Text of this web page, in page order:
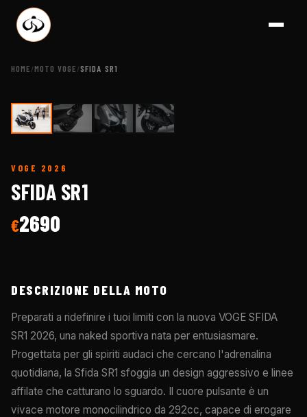
HOME /MOTO VOGE /SFIDA SR1
VOGE 2026
SFIDA SR1
€2690
DESCRIZIONE DELLA MOTO
Preparati a ridefinire i tuoi limiti con la nuova VOGE SFIDA
SR1 2026, una naked sportiva nata per entusiasmare.
Progettata per gli spiriti audaci che cercano l'adrenalina
quotidiana, la Sfida SR1 sfoggia un design aggressivo e linee
affilate che catturano lo sguardo. Il cuore pulsante è un
vivace motore monocilindrico da 292cc, capace di erogare